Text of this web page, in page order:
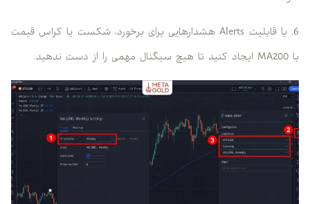
6. با قابلیت Alerts هشدارهایی برای برخورد، شکست یا کراس قیمت
با MA200 ایجاد کنید تا هیچ سیگنال مهمی را از دست ندهید.